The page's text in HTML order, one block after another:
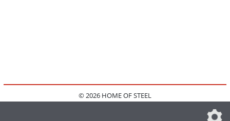
© 2026 HOME OF STEEL
IMPRESSUM